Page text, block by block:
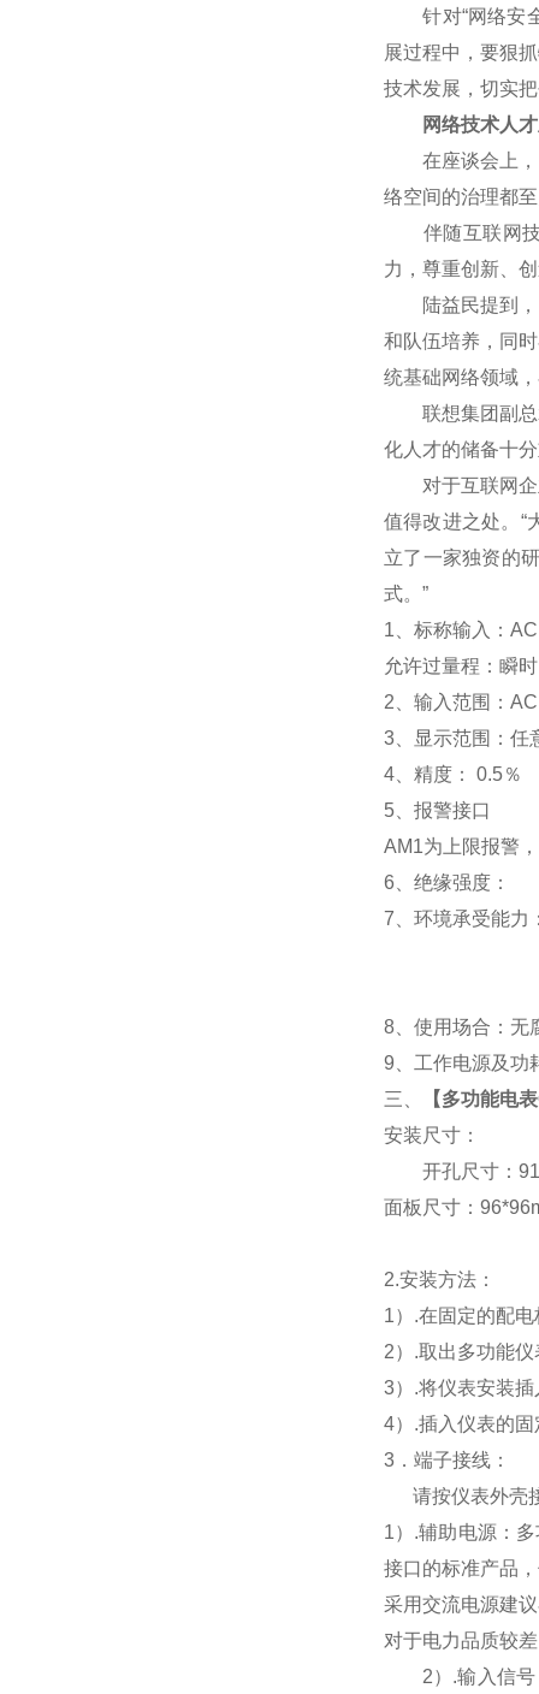
针对“网络安全
展过程中，要狠
技术发展，切实
网络技术人才
在座谈会上，网
络空间的治理都
伴随互联网技
力，尊重创新、
陆益民提到，
和队伍培养，同
统基础网络领域
联想集团副总裁
化人才的储备十
对于互联网企业
值得改进之处。“
立了一家独资的
式。”
1 、标称输入：
允许过量程：瞬
2 、输入范围：
3
显示范围： 任
4 、精度： 0.5％
5
报警接口
AM1为上限报警
6
绝缘强度：
7
环境承受
8 、使用场合：
9 、工作电源及功
三、
【多功能电
安装尺寸：
开孔尺寸：
面板尺寸：
2.安装方法：
1）.在固定的配
2）.取出多功能
3）.将仪表安装
4）.插入仪表的
3 ．端子接线：
请按仪表外壳
1） .辅助电源：
接口的标准产品
采用交流电源建
对于电力品质较
2） .输入信